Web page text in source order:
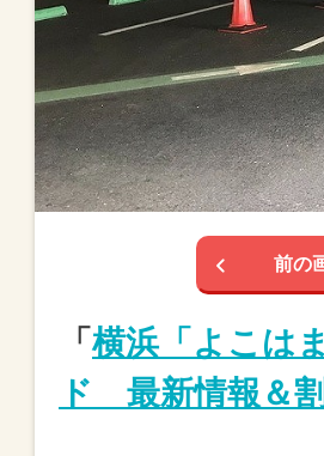
前の
「 横浜「よこは
ド 最新情報＆